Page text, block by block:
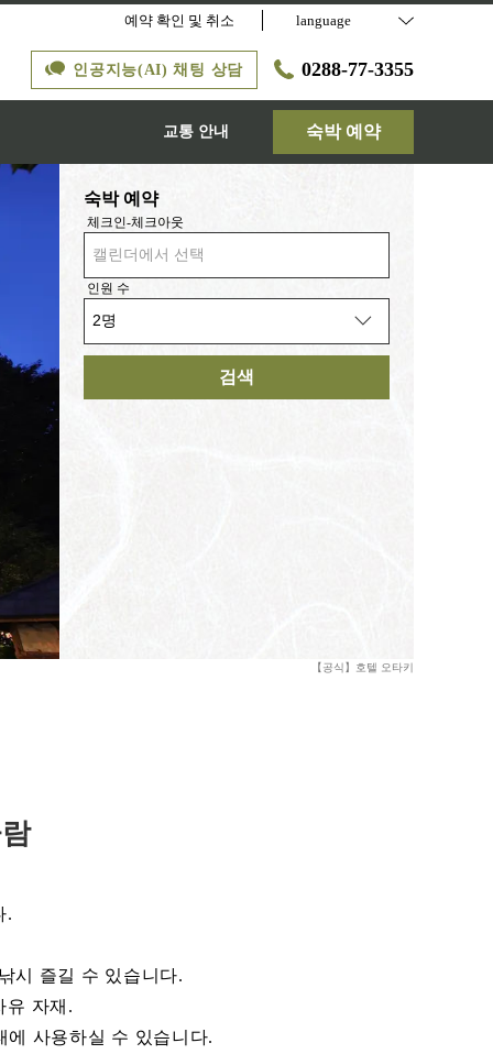
예약 확인 및 취소 language
인공지능(AI) 채팅 상담 0288-77-3355
교통 안내 숙박 예약
숙박 예약
체크인-체크아웃
캘린더에서 선택
인원 수
검색
【공식】호텔 오타키
람
.
시 즐길 수 있습니다.
유 자재.
사용하실 수 있습니다.